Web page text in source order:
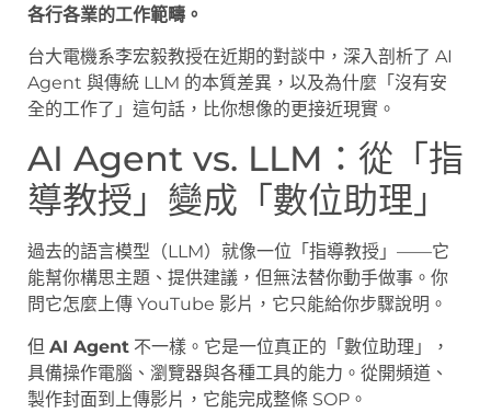
各行各業的工作範疇。
台大電機系李宏毅教授在近期的對談中，深入剖析了 AI
Agent 與傳統 LLM 的本質差異，以及為什麼「沒有安
全的工作了」這句話，比你想像的更接近現實。
AI Agent vs. LLM：從「指
導教授」變成「數位助理」
過去的語言模型（LLM）就像一位「指導教授」——它
能幫你構思主題、提供建議，但無法替你動手做事。你
問它怎麼上傳 YouTube 影片，它只能給你步驟說明。
但 AI Agent 不一樣。它是一位真正的「數位助理」，
具備操作電腦、瀏覽器與各種工具的能力。從開頻道、
製作封面到上傳影片，它能完成整條 SOP。